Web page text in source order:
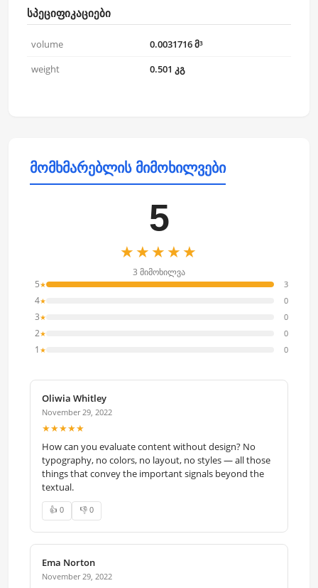
სპეციფიკაციები
volume
0.0031716 მ³
weight
0.501 კგ
მომხმარებლის მიმოხილვები
5
★★★★★
3 მიმოხილვა
5★ 3
4★ 0
3★ 0
2★ 0
1 ★ 0
Oliwia Whitley
November 29, 2022
★★★★★
How can you evaluate content without design? No
typography, no colors, no layout, no styles — all those
things that convey the important signals beyond the
textual.
👍 0 👎 0
Ema Norton
November 29, 2022